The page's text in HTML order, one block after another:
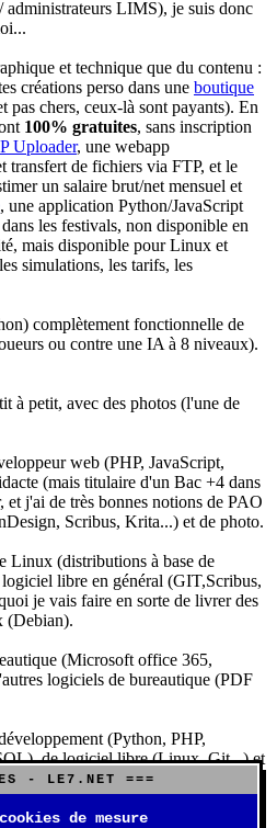
administrateurs LIMS), je suis donc
et technique que du contenu :
créations perso dans une boutique
pas chers, ceux-là sont payants). En
100% gratuites, sans inscription
Uploader, une webapp
transfert de fichiers via FTP, et le
un salaire brut/net mensuel et
, une application Python/JavaScript
les festivals, non disponible en
mais disponible pour Linux et
simulations, les tarifs, les
complètement fonctionnelle de
ou contre une IA à 8 niveaux).
à petit, avec des photos (l'une de
web (PHP, JavaScript,
(mais titulaire d'un Bac +4 dans
et j'ai de très bonnes notions de PAO
Scribus, Krita...) et de photo.
Linux (distributions à base de
libre en général (GIT,Scribus,
je vais faire en sorte de livrer des
(Debian).
(Microsoft office 365,
logiciels de bureautique (PDF
(Python, PHP,
de logiciel libre (Linux, Git...) et
DeepSeek).
sociétés (Risk, Uno, Scrabble...),
- LE7.NET ===
cookies de mesure